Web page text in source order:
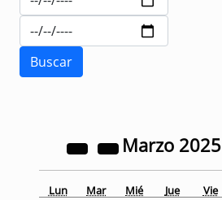
Marzo 2025
Lun Mar Mié Jue Vie